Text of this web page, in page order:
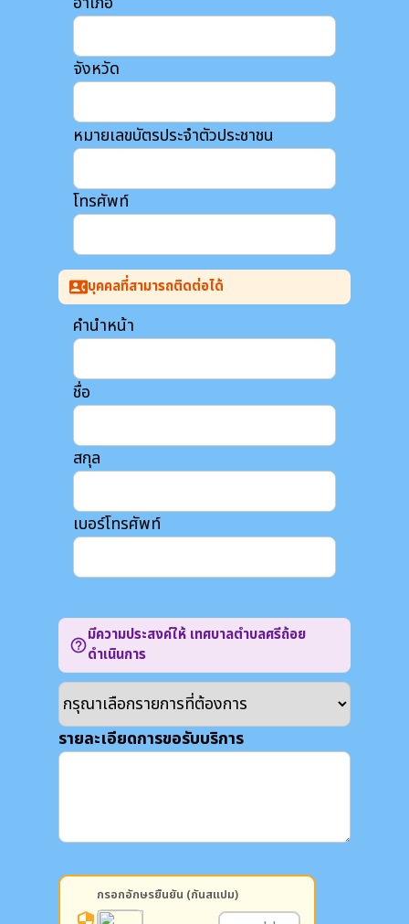
จังหวัด
หมายเลขบัตรประจำตัวประชาชน
โทรศัพท์
contact_phoneบุคคลที่สามารถติดต่อได้
คำนำหน้า
ชื่อ
สกุล
เบอร์โทรศัพท์
help_outlineมีความประสงค์ให้ เทศบาลตำบลศรีถ้อย
ดำเนินการ
รายละเอียดการขอรับบริการ
กรอกอักษรยืนยัน (กันสแปม)